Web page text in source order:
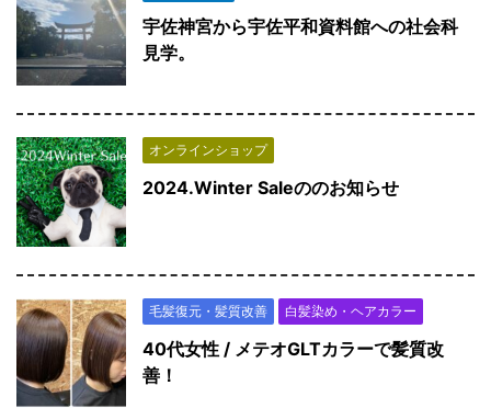
宇佐神宮から宇佐平和資料館への社会科
見学。
オンラインショップ
2024.Winter Saleののお知らせ
毛髪復元・髪質改善 白髪染め・ヘアカラー
40代女性 / メテオGLTカラーで髪質改
善！